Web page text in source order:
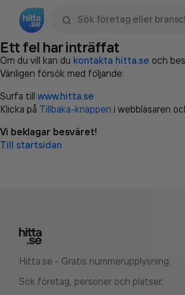
Ett fel har inträffat
Om du vill kan du kontakta hitta.se och
Vänligen försök med följande:
Surfa till www.hitta.se
Klicka på Tillbaka-knappen i webbläsaren
Vi beklagar besväret!
Till startsidan
Hitta.se - Gratis nummerupplysning.
Sök företag, personer och platser.